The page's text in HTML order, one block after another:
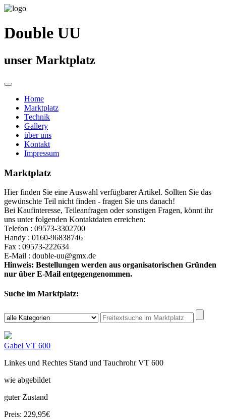
Double UU
unser Marktplatz
Home
Marktplatz
Technik
Gallery
über uns
Kontakt
Impressum
Marktplatz
Hier finden Sie eine Auswahl verfügbarer Artikel. Sollten Sie das
gewünschte Teil nicht finden - fragen Sie uns danach!
Bei Kaufinteresse, Teileanfragen oder sonstigen Fragen, könnt ihr
uns unter folgenden Kontaktdaten erreichen:
Telefon : 09573-3302700
Handy : 0160-96838746
Fax : 09573-222634
E-Mail : double-uu@gmx.de
Hinweis: Bestellungen werden aus organisatorischen Gründen
nur über E-Mail entgegengenommen.
Suche im Marktplatz:
Gabel VT 600
Linkes und Rechtes Stand und Tauchrohr VT 600
wie abgebildet
guter Zustand
Preis: 229,95€